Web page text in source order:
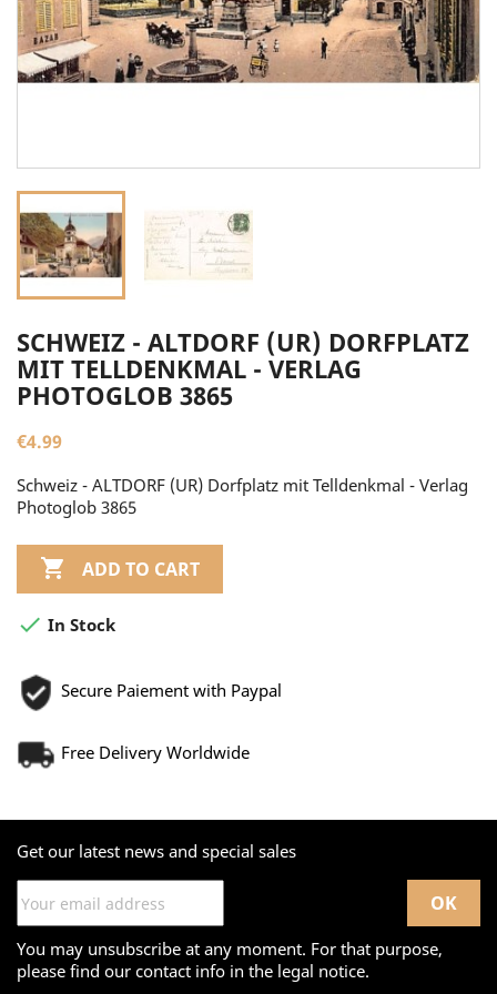
SCHWEIZ - ALTDORF (UR) DORFPLATZ
MIT TELLDENKMAL - VERLAG
PHOTOGLOB 3865
€4.99
Schweiz - ALTDORF (UR) Dorfplatz mit Telldenkmal - Verlag
Photoglob 3865
 ADD TO CART
 In Stock
Secure Paiement with Paypal
Free Delivery Worldwide
Get our latest news and special sales
You may unsubscribe at any moment. For that purpose,
please find our contact info in the legal notice.